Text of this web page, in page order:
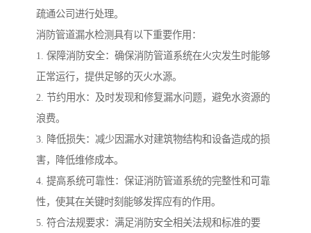
疏通公司进行处理。
消防管道漏水检测具有以下重要作用：
1. 保障消防安全：确保消防管道系统在火灾发生时能够
正常运行，提供足够的灭火水源。
2. 节约用水：及时发现和修复漏水问题，避免水资源的
浪费。
3. 降低损失：减少因漏水对建筑物结构和设备造成的损
害，降低维修成本。
4. 提高系统可靠性：保证消防管道系统的完整性和可靠
性，使其在关键时刻能够发挥应有的作用。
5. 符合法规要求：满足消防安全相关法规和标准的要